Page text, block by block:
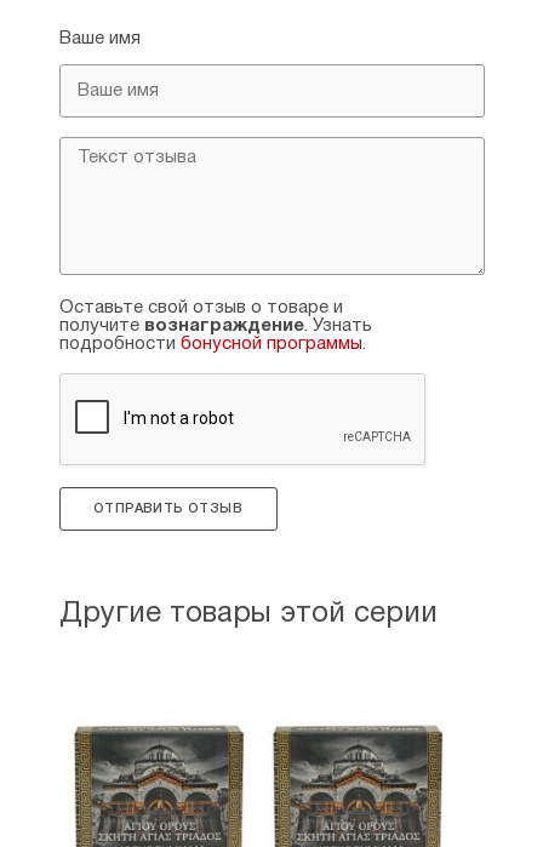
Ваше имя
Оставьте свой отзыв о товаре и
получите вознаграждение. Узнать
подробности бонусной программы.
ОТПРАВИТЬ ОТЗЫВ
Другие товары этой серии